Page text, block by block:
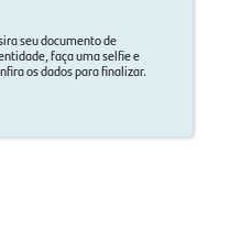
seu documento de
faça uma selfie e
os dados para finalizar.